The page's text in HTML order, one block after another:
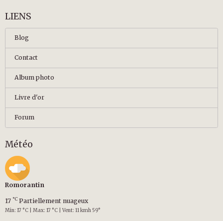
LIENS
Blog
Contact
Album photo
Livre d'or
Forum
Météo
Romorantin
17 °C Partiellement nuageux
Min: 17 °C | Max: 17 °C | Vent: 11 kmh 59°